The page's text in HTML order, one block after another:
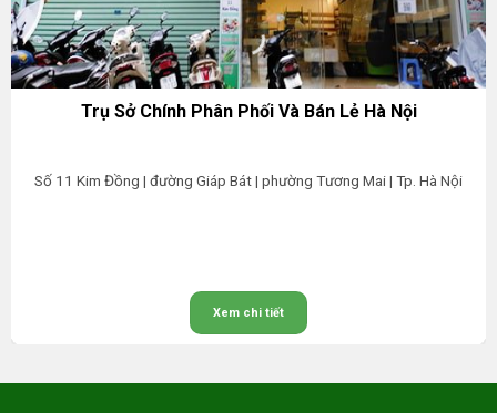
Trụ Sở Chính Phân Phối Và Bán Lẻ Hà Nội
Số 11 Kim Đồng | đường Giáp Bát | phường Tương Mai | Tp. Hà Nội
Xem chi tiết